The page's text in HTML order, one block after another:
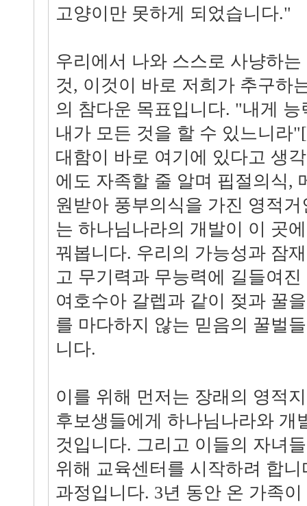
고양이만 못하게 되었습니다."
우리에서 나와 스스로 사냥하
것, 이것이 바로 저희가 추구하
의 참다운 목표입니다. "내게
내가 모든 것을 할 수 있느니라
대함이 바로 여기에 있다고 생
에도 자족할 줄 알며 핍절의식,
원받아 풍부의식을 가진 영적
는 하나님나라의 개발이 이 곳
꿔봅니다. 우리의 가능성과 잠
고 무기력과 무능력에 길들여
여호수아 갈렙과 같이 젖과 꿀
를 마다하지 않는 믿음의 꿀벌
니다.
이를 위해 먼저는 장래의 영적
후보생들에게 하나님나라와 개
것입니다. 그리고 이들의 자녀
위해 교육센터를 시작하려 합
과정입니다. 3년 동안 온 가족